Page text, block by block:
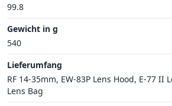
99.8
Gewicht in g
540
Lieferumfang
RF 14-35mm, EW-83P Lens Hood, E-77 II
Lens Bag